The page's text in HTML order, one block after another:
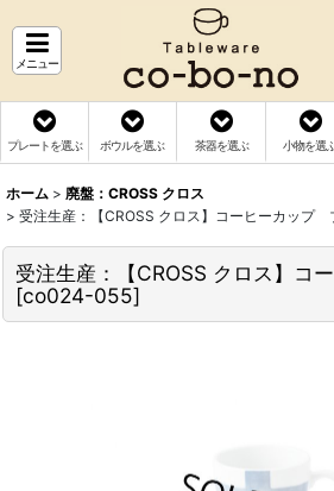
メニュー
プレートを選ぶ ボウルを選ぶ 茶器を選ぶ 小物を選
ホーム > 廃盤：CROSS クロス
> 受注生産：【CROSS クロス】コーヒーカップ
受注生産：【CROSS クロス】コ
[co024-055]